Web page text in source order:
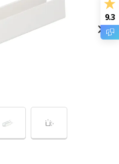
9.3